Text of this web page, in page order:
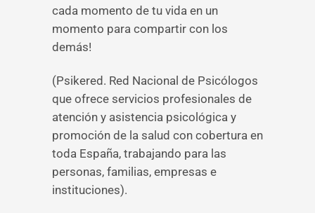
cada momento de tu vida en un
momento para compartir con los
demás!
(Psikered. Red Nacional de Psicólogos
que ofrece servicios profesionales de
atención y asistencia psicológica y
promoción de la salud con cobertura en
toda España, trabajando para las
personas, familias, empresas e
instituciones).